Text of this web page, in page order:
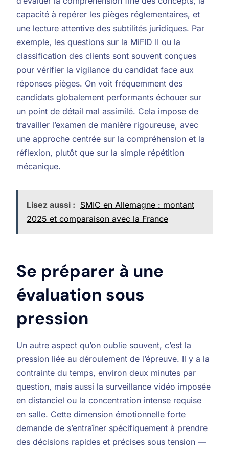
capacité à repérer les pièges réglementaires, et
une lecture attentive des subtilités juridiques. Par
exemple, les questions sur la MiFID II ou la
classification des clients sont souvent conçues
pour vérifier la vigilance du candidat face aux
réponses pièges. On voit fréquemment des
candidats globalement performants échouer sur
un point de détail mal assimilé. Cela impose de
travailler l’examen de manière rigoureuse, avec
une approche centrée sur la compréhension et la
réflexion, plutôt que sur la simple répétition
mécanique.
Lisez aussi : SMIC en Allemagne : montant
2025 et comparaison avec la France
Se préparer à une
évaluation sous
pression
Un autre aspect qu’on oublie souvent, c’est la
pression liée au déroulement de l’épreuve. Il y a la
contrainte du temps, environ deux minutes par
question, mais aussi la surveillance vidéo imposée
en distanciel ou la concentration intense requise
en salle. Cette dimension émotionnelle forte
demande de s’entraîner spécifiquement à prendre
des décisions rapides et précises sous tension —